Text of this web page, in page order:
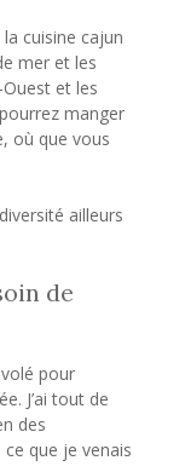
cuisine cajun
mer et les
et les
manger
où que vous
ailleurs
de
pour
J’ai tout de
des
que je venais